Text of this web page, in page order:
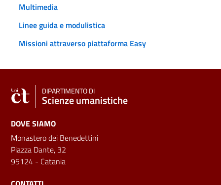
Multimedia
Linee guida e modulistica
Missioni attraverso piattaforma Easy
DIPARTIMENTO DI
Scienze umanistiche
DOVE SIAMO
Monastero dei Benedettini
Piazza Dante, 32
95124 - Catania